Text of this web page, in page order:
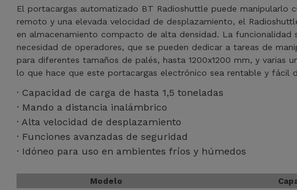
El portacargas automatizado BT Radioshuttle puede
remoto y una elevada velocidad de desplazamiento, el
en almacenamiento compacto de alta densidad. La
necesidad de operadores, que se pueden dedicar a tareas de
para diferentes tamaños de palés, hasta 1200x1200 mm, y varias
lo que hace que este portacargas electrónico sea rentable y fácil
· Capacidad de carga de hasta 1,5 toneladas
· Mando a distancia inalámbrico
· Alta velocidad de desplazamiento
· Funciones avanzadas de seguridad
· Idóneo para uso en ambientes fríos y húmedos
Modelo